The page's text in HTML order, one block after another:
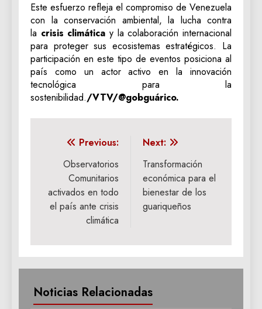
Este esfuerzo refleja el compromiso de Venezuela
con la conservación ambiental, la lucha contra
la crisis climática y la colaboración internacional
para proteger sus ecosistemas estratégicos. La
participación en este tipo de eventos posiciona al
país como un actor activo en la innovación
tecnológica para la
sostenibilidad./VTV/@gobguárico.
Navegación
entradas
Previous:
Observatorios
Comunitarios
activados en todo
el país ante crisis
climática
Next:
Transformación
económica para el
bienestar de los
guariqueños
Noticias Relacionadas